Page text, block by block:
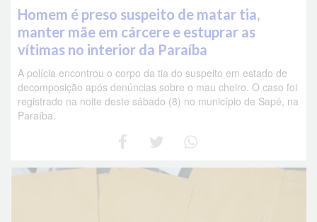
Homem é preso suspeito de matar tia,
manter mãe em cárcere e estuprar as
vítimas no interior da Paraíba
A polícia encontrou o corpo da tia do suspeito em estado de
decomposição após denúncias sobre o mau cheiro. O caso foi
registrado na noite deste sábado (8) no município de Sapé, na
Paraíba.